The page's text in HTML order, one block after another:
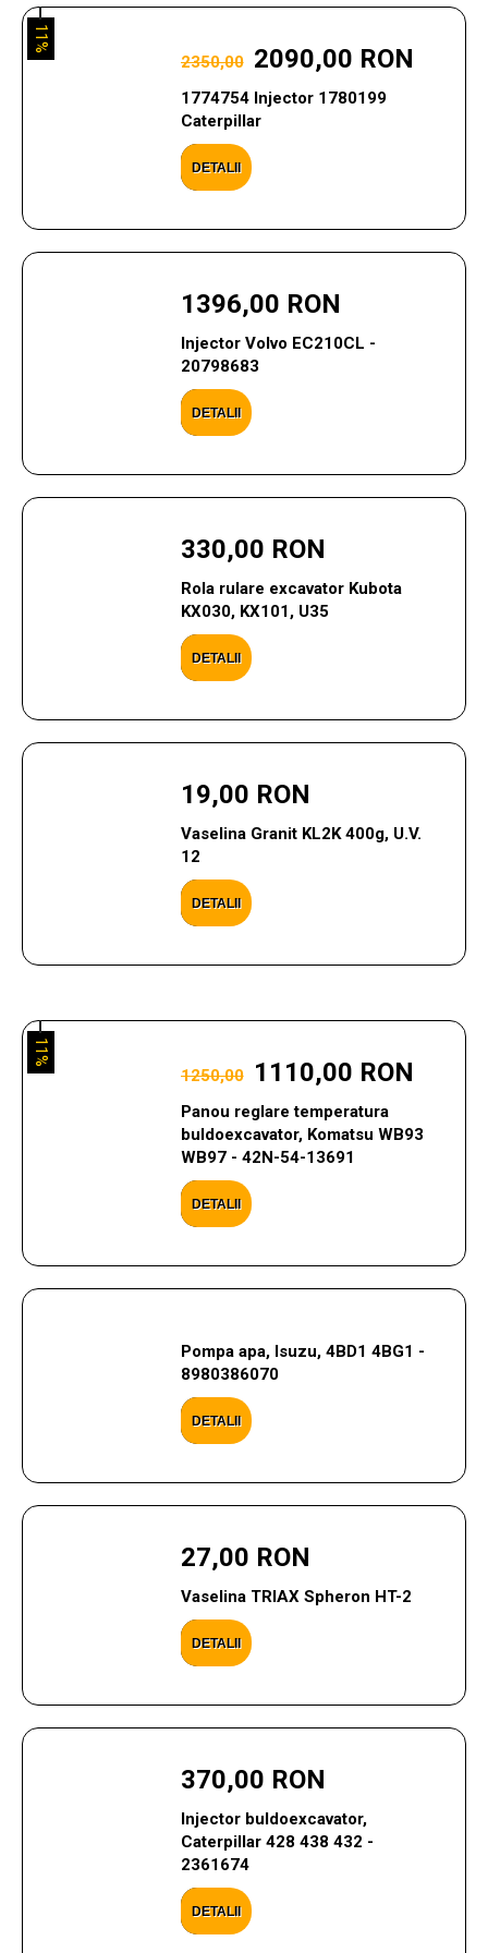
2350,00 2090,00 RON
1774754 Injector 1780199
Caterpillar
DETALII
11%
1396,00 RON
Injector Volvo EC210CL -
20798683
DETALII
330,00 RON
Rola rulare excavator Kubota
KX030, KX101, U35
DETALII
19,00 RON
Vaselina Granit KL2K 400g, U.V.
12
DETALII
1250,00 1110,00 RON
Panou reglare temperatura
buldoexcavator, Komatsu WB93
WB97 - 42N-54-13691
DETALII
11%
Pompa apa, Isuzu, 4BD1 4BG1 -
8980386070
DETALII
27,00 RON
Vaselina TRIAX Spheron HT-2
DETALII
370,00 RON
Injector buldoexcavator,
Caterpillar 428 438 432 -
2361674
DETALII